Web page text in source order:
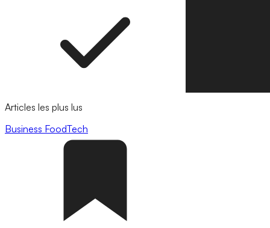
Articles les plus lus
Business FoodTech